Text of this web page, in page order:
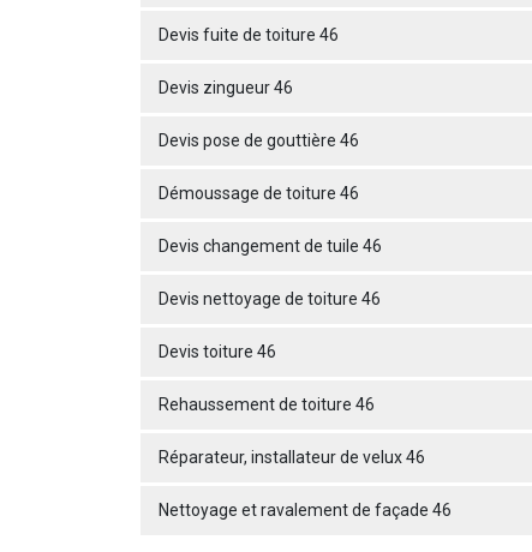
Devis fuite de toiture 46
Devis zingueur 46
Devis pose de gouttière 46
Démoussage de toiture 46
Devis changement de tuile 46
Devis nettoyage de toiture 46
Devis toiture 46
Rehaussement de toiture 46
Réparateur, installateur de velux 46
Nettoyage et ravalement de façade 46